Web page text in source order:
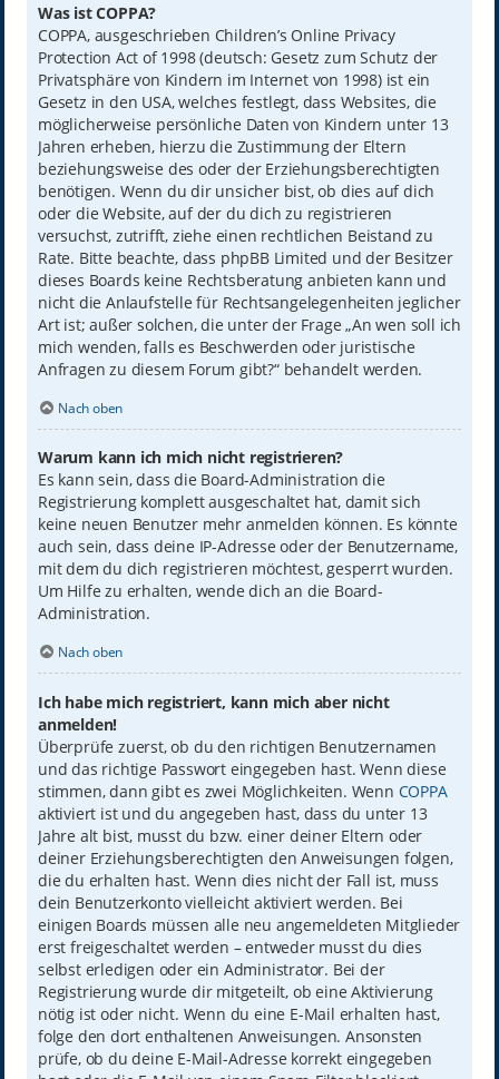
Was ist COPPA?
COPPA, ausgeschrieben Children’s Online Privacy
Protection Act of 1998 (deutsch: Gesetz zum Schutz der
Privatsphäre von Kindern im Internet von 1998) ist ein
Gesetz in den USA, welches festlegt, dass Websites, die
möglicherweise persönliche Daten von Kindern unter 13
Jahren erheben, hierzu die Zustimmung der Eltern
beziehungsweise des oder der Erziehungsberechtigten
benötigen. Wenn du dir unsicher bist, ob dies auf dich
oder die Website, auf der du dich zu registrieren
versuchst, zutrifft, ziehe einen rechtlichen Beistand zu
Rate. Bitte beachte, dass phpBB Limited und der Besitzer
dieses Boards keine Rechtsberatung anbieten kann und
nicht die Anlaufstelle für Rechtsangelegenheiten jeglicher
Art ist; außer solchen, die unter der Frage „An wen soll ich
mich wenden, falls es Beschwerden oder juristische
Anfragen zu diesem Forum gibt?“ behandelt werden.
Nach oben
Warum kann ich mich nicht registrieren?
Es kann sein, dass die Board-Administration die
Registrierung komplett ausgeschaltet hat, damit sich
keine neuen Benutzer mehr anmelden können. Es könnte
auch sein, dass deine IP-Adresse oder der Benutzername,
mit dem du dich registrieren möchtest, gesperrt wurden.
Um Hilfe zu erhalten, wende dich an die Board-
Administration.
Nach oben
Ich habe mich registriert, kann mich aber nicht
anmelden!
Überprüfe zuerst, ob du den richtigen Benutzernamen
und das richtige Passwort eingegeben hast. Wenn diese
stimmen, dann gibt es zwei Möglichkeiten. Wenn COPPA
aktiviert ist und du angegeben hast, dass du unter 13
Jahre alt bist, musst du bzw. einer deiner Eltern oder
deiner Erziehungsberechtigten den Anweisungen folgen,
die du erhalten hast. Wenn dies nicht der Fall ist, muss
dein Benutzerkonto vielleicht aktiviert werden. Bei
einigen Boards müssen alle neu angemeldeten Mitglieder
erst freigeschaltet werden – entweder musst du dies
selbst erledigen oder ein Administrator. Bei der
Registrierung wurde dir mitgeteilt, ob eine Aktivierung
nötig ist oder nicht. Wenn du eine E-Mail erhalten hast,
folge den dort enthaltenen Anweisungen. Ansonsten
prüfe, ob du deine E-Mail-Adresse korrekt eingegeben